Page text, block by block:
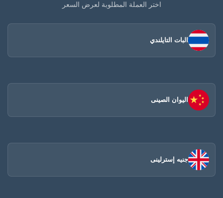
اختر العملة المطلوبة لعرض السعر
البات التايلندي
اليوان الصينى​
جنيه إسترلينى